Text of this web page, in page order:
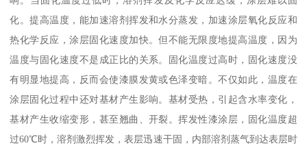
化。提高温度，能加速溶剂挥发和水分蒸发，加速涂层氧化反应和
热化学反应，涂层固化速度加快。但不能无限度地提高温度，因为
温度与固化速度不是成正比的关系。固化温度过高时，固化速度没
有明显地提高，反而会使漆膜发黄或色泽变暗。不仅如此，温度在
涂层固化过程中还对基材产生影响。基材受热，引起含水率变化，
基材产生收缩变形，甚至翘曲、开裂。挥发性漆涂层，固化温度超
过60℃时，溶剂激烈挥发，表层迅速干固，内部溶剂蒸气到达表层时